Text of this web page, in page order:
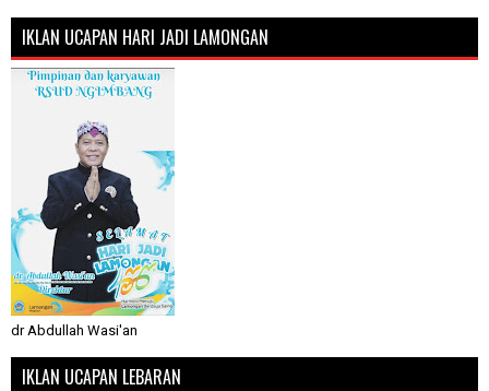
IKLAN UCAPAN HARI JADI LAMONGAN
dr Abdullah Wasi'an
IKLAN UCAPAN LEBARAN